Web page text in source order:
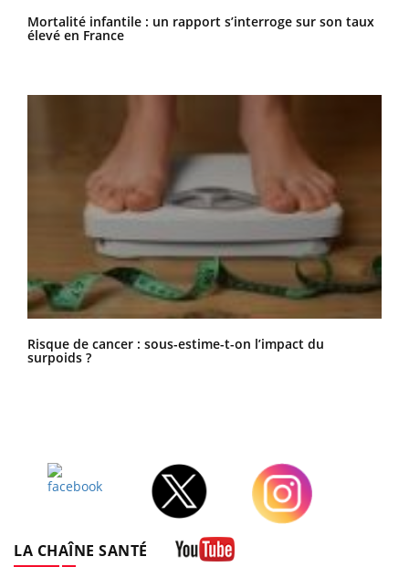
Mortalité infantile : un rapport s’interroge sur son taux
élevé en France
Risque de cancer : sous-estime-t-on l’impact du
surpoids ?
LA CHAÎNE SANTÉ